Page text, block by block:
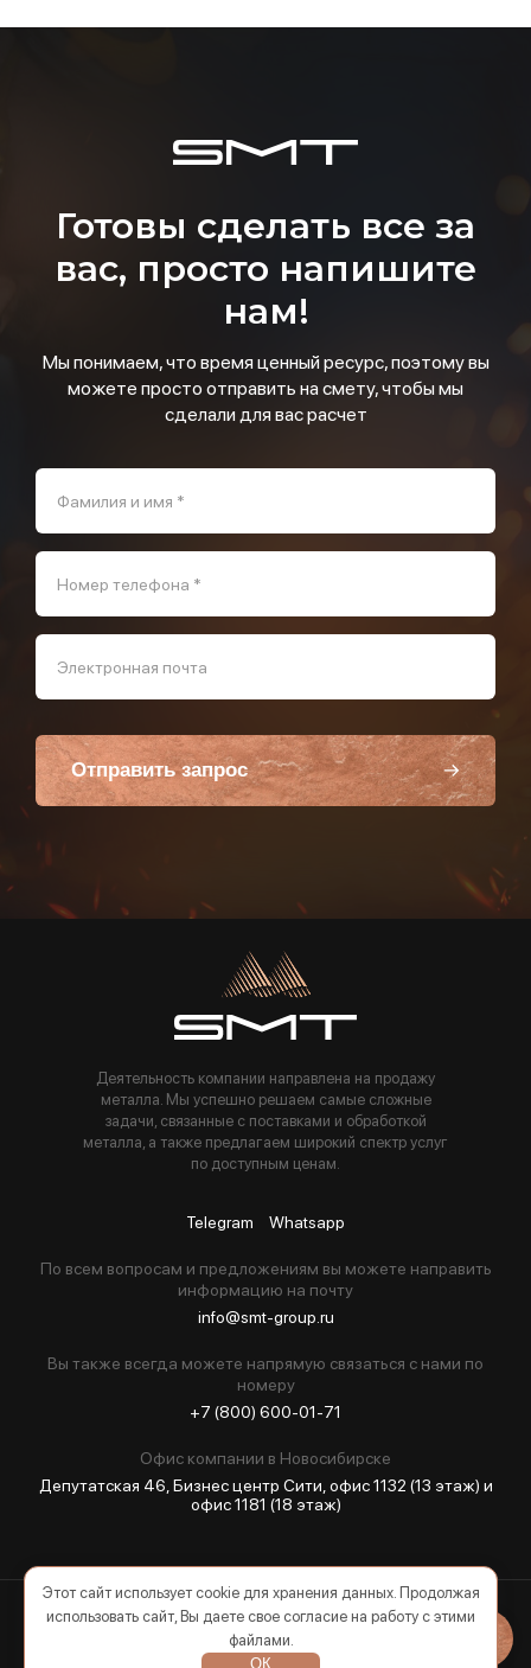
Готовы сделать все за
вас, просто напишите
нам!
Мы понимаем, что время ценный ресурс, поэтому вы
можете просто отправить на смету, чтобы мы
сделали для вас расчет
Фамилия и имя *
Номер телефона *
Электронная почта
Отправить запрос
Пользуясь данной формой вы соглашаетесь с политикой компании
Деятельность компании направлена на продажу
металла. Мы успешно решаем самые сложные
задачи, связанные с поставками и обработкой
металла, а также предлагаем широкий спектр услуг
по доступным ценам.
Telegram Whatsapp
По всем вопросам и предложениям вы можете направить
информацию на почту
info@smt-group.ru
Вы также всегда можете напрямую связаться с нами по
номеру
+7 (800) 600-01-71
Офис компании в Новосибирскe
Депутатская 46, Бизнес центр Сити, офис 1132 (13 этаж) и
офис 1181 (18 этаж)
2026 © Все права защищены
Этот сайт использует cookie для хранения данных. Продолжая
использовать сайт, Вы даете свое согласие на работу с этими
файлами.
ОК